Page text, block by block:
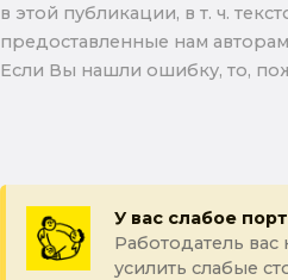
в этой публикации, в т. ч.
предоставленные нам
Если Вы нашли ошибку, то,
У вас слабое
Работодатель
усилить слабые